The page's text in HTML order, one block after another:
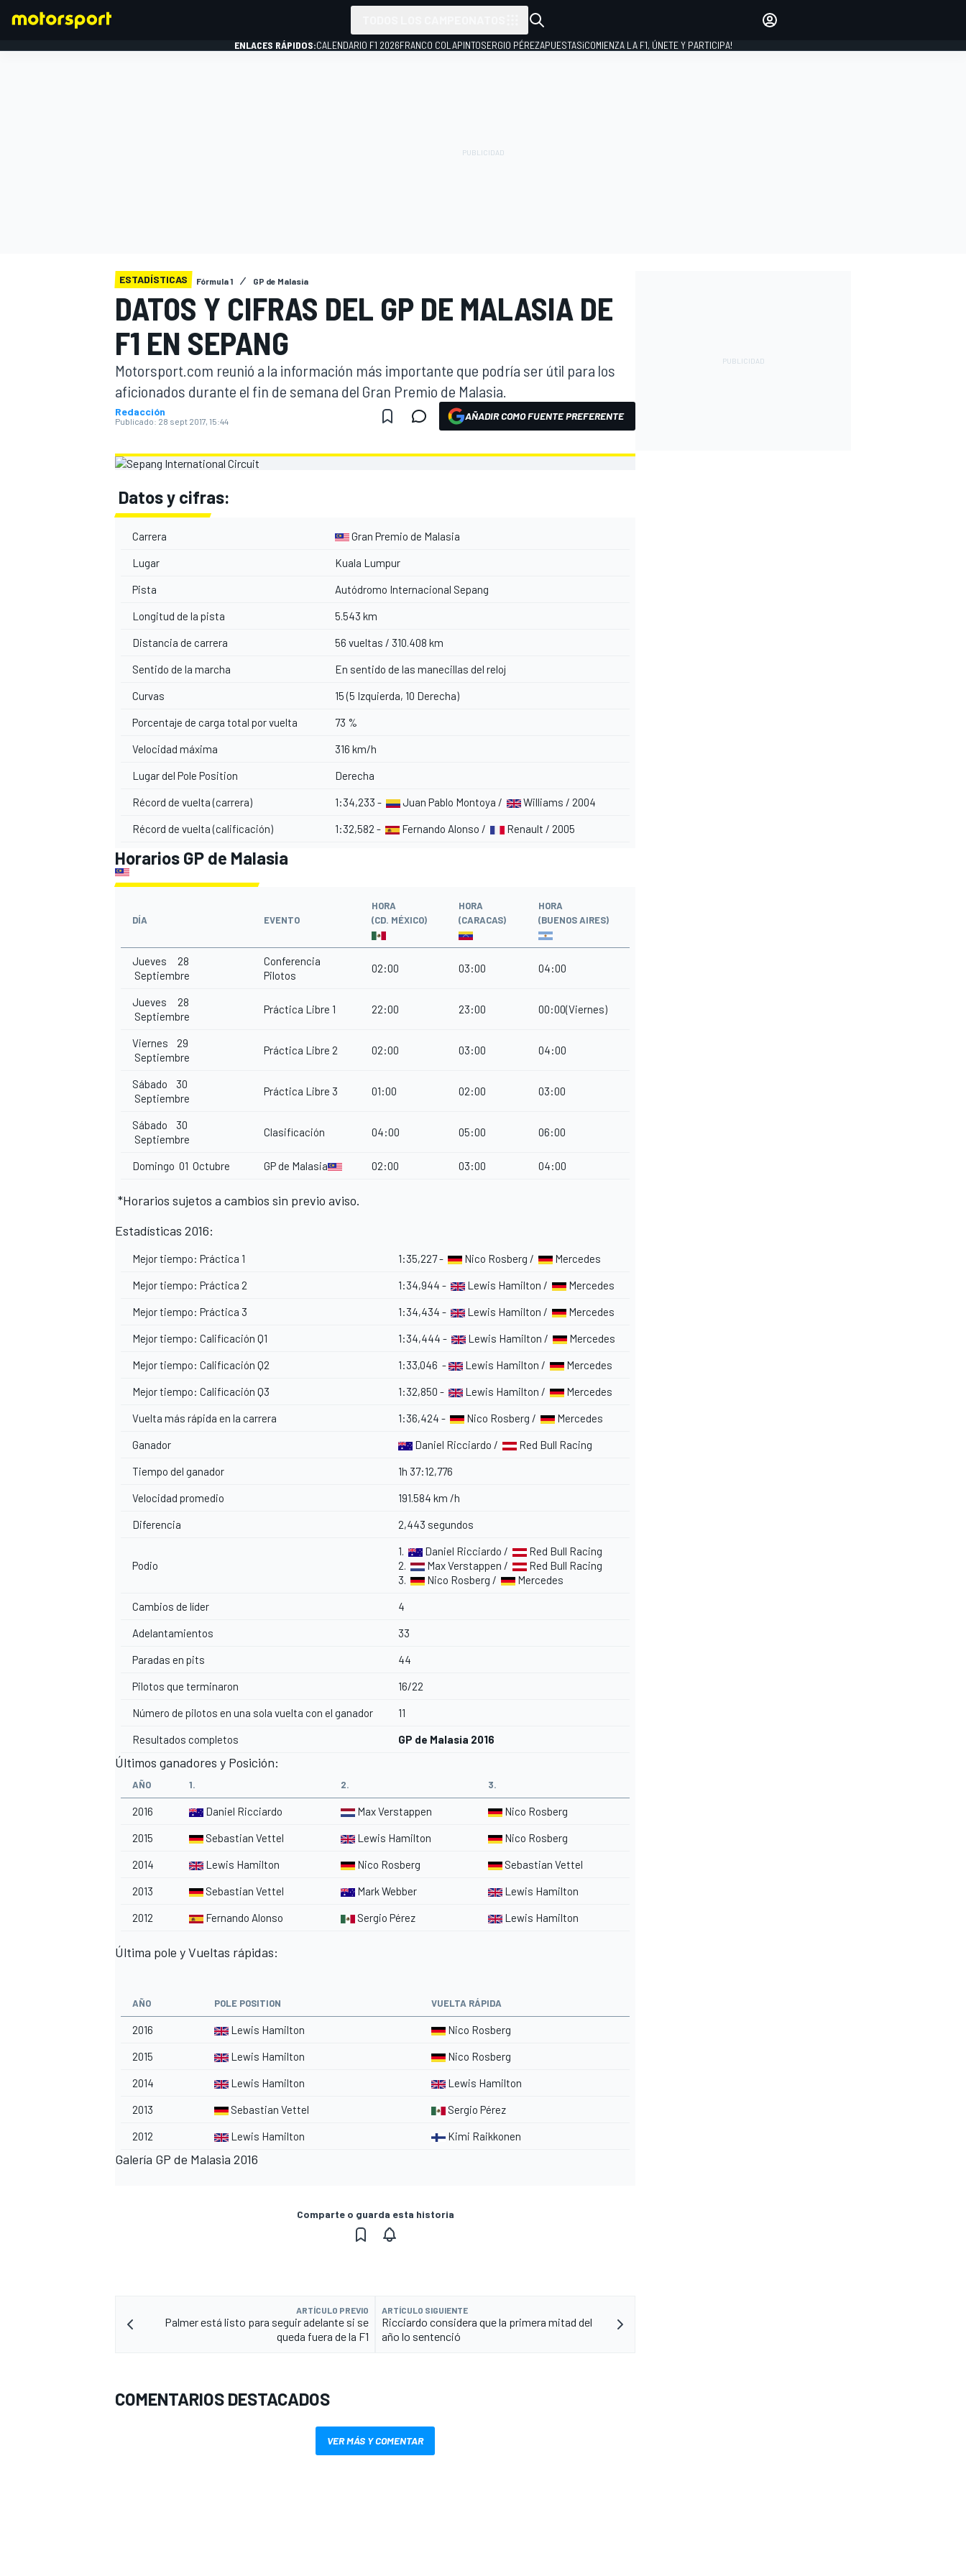
INDYCAR
MOTOGP
NASCAR CUP
FÓRMULA E
WRC
MÁS CATEGORÍAS
INICIAR SESIÓN
ENLACES RÁPIDOS:CALENDARIO F1 2026FRANCO COLAPINTOSERGIO PÉREZAPUESTAS¡COMIENZA LA F1, ÚNETE Y PARTICIPA!
ESTADÍSTICAS Fórmula 1 GP de Malasia
DATOS Y CIFRAS DEL GP DE MALASIA DE
F1 EN SEPANG
Motorsport.com reunió a la información más importante que podría ser útil para los
aficionados durante el fin de semana del Gran Premio de Malasia.
Redacción
Publicado: 28 sept 2017, 15:44 AÑADIR COMO FUENTE PREFERENTE
Datos y cifras:
Carrera Gran Premio de Malasia
Lugar Kuala Lumpur
Pista Autódromo Internacional Sepang
Longitud de la pista 5.543 km
Distancia de carrera 56 vueltas / 310.408 km
Sentido de la marcha En sentido de las manecillas del reloj
Curvas 15 (5 Izquierda, 10 Derecha)
Porcentaje de carga total por vuelta 73 %
Velocidad máxima 316 km/h
Lugar del Pole Position Derecha
Récord de vuelta (carrera) 1:34,233 - Juan Pablo Montoya / Williams / 2004
Récord de vuelta (calificación) 1:32,582 - Fernando Alonso / Renault / 2005
Horarios GP de Malasia
Jueves 28
Septiembre
Conferencia
Pilotos
02:00 03:00 04:00
Jueves 28
Septiembre
Práctica Libre 1 22:00 23:00 00:00(Viernes)
Viernes 29
Septiembre
Práctica Libre 2 02:00 03:00 04:00
Sábado 30
Septiembre
Práctica Libre 3 01:00 02:00 03:00
Sábado 30
Septiembre
Clasificación 04:00 05:00 06:00
Domingo 01 Octubre GP de Malasia 02:00 03:00 04:00
DÍA EVENTO
HORA
(CD. MÉXICO)
HORA
(CARACAS)
HORA
(BUENOS AIRES)
*Horarios sujetos a cambios sin previo aviso.
Estadísticas 2016:
Mejor tiempo: Práctica 1 1:35,227 - Nico Rosberg / Mercedes
Mejor tiempo: Práctica 2 1:34,944 - Lewis Hamilton / Mercedes
Mejor tiempo: Práctica 3 1:34,434 - Lewis Hamilton / Mercedes
Mejor tiempo: Calificación Q1 1:34,444 - Lewis Hamilton / Mercedes
Mejor tiempo: Calificación Q2 1:33,046 - Lewis Hamilton / Mercedes
Mejor tiempo: Calificación Q3 1:32,850 - Lewis Hamilton / Mercedes
Vuelta más rápida en la carrera 1:36,424 - Nico Rosberg / Mercedes
Ganador Daniel Ricciardo / Red Bull Racing
Tiempo del ganador 1h 37:12,776
Velocidad promedio 191.584 km /h
Diferencia 2,443 segundos
Podio
1. Daniel Ricciardo /
Red Bull Racing
2.
Max Verstappen /
Red Bull Racing
3.
Nico Rosberg / Mercedes
Cambios de líder 4
Adelantamientos 33
Paradas en pits 44
Pilotos que terminaron 16/22
Número de pilotos en una sola vuelta con el ganador 11
Resultados completos GP de Malasia 2016
Últimos ganadores y Posición:
AÑO 1. 2. 3.
2016 Daniel Ricciardo Max Verstappen Nico Rosberg
2015 Sebastian Vettel Lewis Hamilton Nico Rosberg
2014 Lewis Hamilton Nico Rosberg Sebastian Vettel
2013 Sebastian Vettel Mark Webber Lewis Hamilton
2012 Fernando Alonso Sergio Pérez Lewis Hamilton
Última pole y Vueltas rápidas:
AÑO POLE POSITION VUELTA RÁPIDA
2016 Lewis Hamilton Nico Rosberg
2015 Lewis Hamilton Nico Rosberg
2014 Lewis Hamilton Lewis Hamilton
2013 Sebastian Vettel Sergio Pérez
2012 Lewis Hamilton Kimi Raikkonen
Galería GP de Malasia 2016
Comparte o guarda esta historia
ARTÍCULO PREVIO
Palmer está listo para seguir adelante si se
queda fuera de la F1
ARTÍCULO SIGUIENTE
Ricciardo considera que la primera mitad del
año lo sentenció
COMENTARIOS DESTACADOS
VER MÁS Y COMENTAR